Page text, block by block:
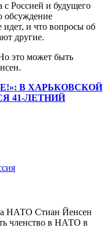
с Россией и будущего
обсуждение
идет, и что вопросы об
другие.
это может быть
В ХАРЬКОВСКОЙ
41-ЛЕТНИЙ
НАТО Стиан Йенсен
членство в НАТО в